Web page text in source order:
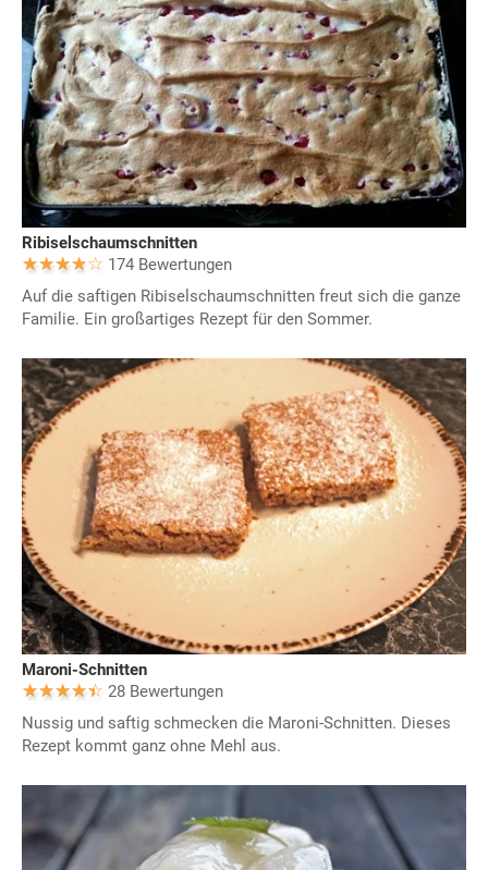
Ribiselschaumschnitten
174 Bewertungen
Auf die saftigen Ribiselschaumschnitten freut sich die ganze
Familie. Ein großartiges Rezept für den Sommer.
Maroni-Schnitten
28 Bewertungen
Nussig und saftig schmecken die Maroni-Schnitten. Dieses
Rezept kommt ganz ohne Mehl aus.